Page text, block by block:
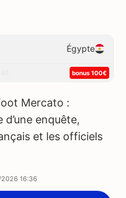
Égypte
bonus 100€
Mercato :
d’une enquête,
et les officiels
16:36